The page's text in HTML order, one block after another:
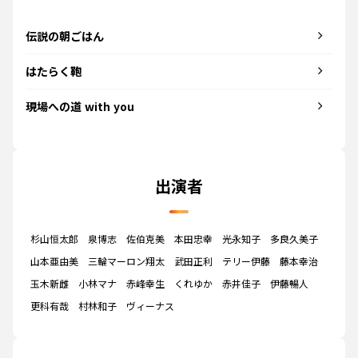
伝説の朝ごはん
はたらく鞄
現場への道 with you
出演者
杉山恒太郎 泉博志 佐伯克美 本田忠幸 光永知子
多良久美子
山本亜由美
三輪マーロン翔太 武田正利 テリー伊藤
藤本幸治
玉木新雌
小林マナ 赤峰幸生 くれゆか 赤井佳子
伊藤暢人
更科有哉
村林和子 ヴィーナス